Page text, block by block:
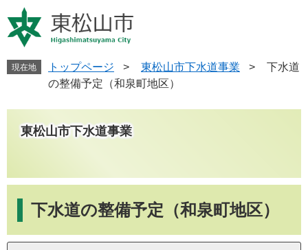
ー
ジ
す
ニ
ュ
し
現在地 トップページ > 東松山市下水道事業 >
下水道
の整備予定（和泉町地区）
東松山市下水道事業
下水道の整備予定（和泉町地区）